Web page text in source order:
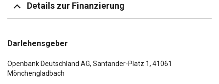
Details zur Finanzierung
Darlehensgeber
Openbank Deutschland AG, Santander-Platz 1, 41061
Mönchengladbach